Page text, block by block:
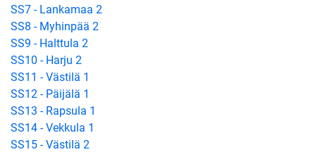
SS7 - Lankamaa 2
SS8 - Myhinpää 2
SS9 - Halttula 2
SS10 - Harju 2
SS11 - Västilä 1
SS12 - Päijälä 1
SS13 - Rapsula 1
SS14 - Vekkula 1
SS15 - Västilä 2